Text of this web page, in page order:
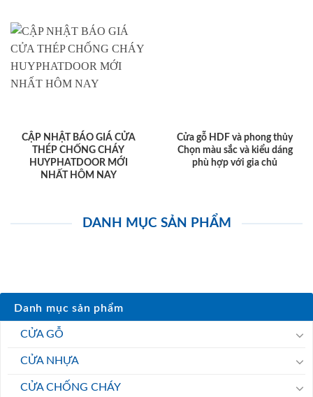
CẬP NHẬT BÁO GIÁ CỬA
THÉP CHỐNG CHÁY
HUYPHATDOOR MỚI
NHẤT HÔM NAY
Cửa gỗ HDF và phong thủy
Chọn màu sắc và kiểu dáng
phù hợp với gia chủ
DANH MỤC SẢN PHẨM
Danh mục sản phẩm
CỬA GỖ
CỬA NHỰA
CỬA CHỐNG CHÁY